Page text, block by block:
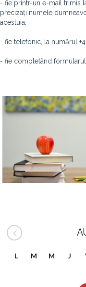
- fie printr-un e-mail trimis
precizați numele
acestuia;
- fie telefonic, la numărul
- fie completând
L M M J